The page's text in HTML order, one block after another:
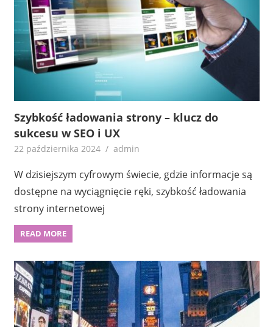
Szybkość ładowania strony – klucz do
sukcesu w SEO i UX
22 października 2024 admin
W dzisiejszym cyfrowym świecie, gdzie informacje są
dostępne na wyciągnięcie ręki, szybkość ładowania
strony internetowej
READ MORE